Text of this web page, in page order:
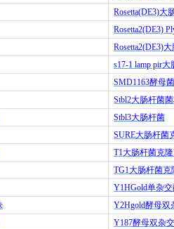
Rosetta(DE3)大
Rosetta2(DE3)
Rosetta2(DE3)大
s17-1 lamp pir大
SMD1163酵母菌
Stbl2大肠杆菌
Stbl3大肠杆菌
SURE大肠杆菌
T1大肠杆菌克
TG1大肠杆菌克
Y1HGold单杂
Y2Hgold酵母双
Y187酵母双杂